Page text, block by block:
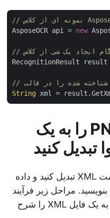
AsposeOCR api = new
RecognitionResult
String
تصویر JPG یا PNG را به یک
می توانید یک تصویر را به فرمت XML تبدیل کنید و داده
مراحل زیر فرآیند
تبدیل یک تصویر JPG یا PNG به یک فایل XML را شرح